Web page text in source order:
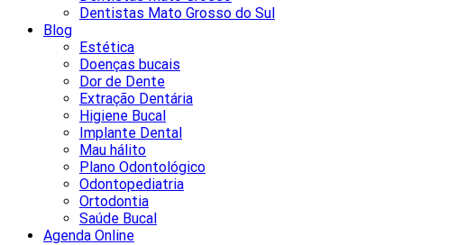
Dentistas Mato Grosso do Sul
Blog
Estética
Doenças bucais
Dor de Dente
Extração Dentária
Higiene Bucal
Implante Dental
Mau hálito
Plano Odontológico
Odontopediatria
Ortodontia
Saúde Bucal
Agenda Online